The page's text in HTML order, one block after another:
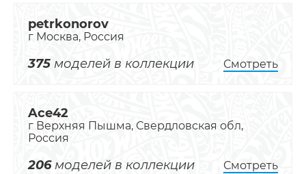
petrkonorov
г Москва, Россия
375 моделей в коллекции Смотреть
Ace42
г Верхняя Пышма, Свердловская обл,
Россия
206моделей в коллекции Смотреть